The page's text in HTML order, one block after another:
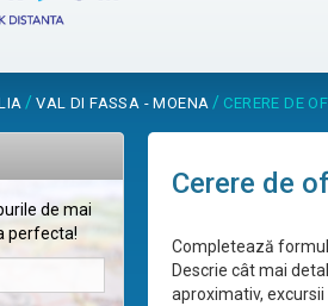
/VAL DI FASSA - MOENA / CERERE DE
de mai
perfecta!
Cerere de
Completează
Descrie cât mai
aproximativ,